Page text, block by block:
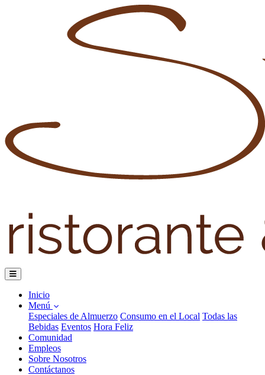
Inicio
Menú
Especiales de Almuerzo Consumo en el Local Todas las
Bebidas Eventos Hora Feliz
Comunidad
Empleos
Sobre Nosotros
Contáctanos